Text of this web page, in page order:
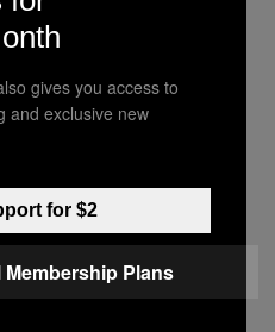
måde, som
akavet og så kort
ellers gøre? Se en
og sige, “hva’
var hende, der
op for mig, at det
havde svært ved at
bare ikke sige til en,
gives you access to
and exclusive new
for $2
Membership Plans